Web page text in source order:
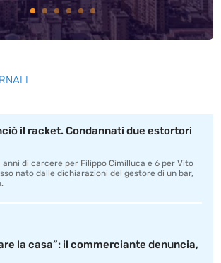
il racket. Condannati due estortori
anni di carcere per Filippo Cimilluca e 6 per Vito
nato dalle dichiarazioni del gestore di un bar,
la casa”: il commerciante denuncia,